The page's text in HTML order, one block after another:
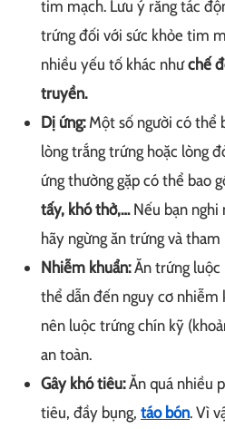
tim mạch. Lưu ý rằng tác
trứng đối với sức khỏe tim
nhiều yếu tố khác nhưchế
truyền.
Dị ứng:Một số người có thể
lòng trắng trứng hoặc lòng
ứng thường gặp có thể bao
tấy, khó thở,…Nếu bạn nghi
hãy ngừng ăn trứng và
Nhiễm khuẩn:Ăn trứng luộc
thể dẫn đến nguy cơ nhiễm
nên luộc trứng chín kỹ
an toàn.
Gây khó tiêu:Ăn quá nhiều
tiêu, đầy bụng, táo bón. Vì